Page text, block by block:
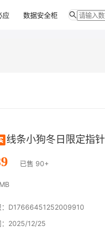
应 数据安全柜
线条小狗冬日限定指
已售 90+
：D17666451252009910
：2025/12/25